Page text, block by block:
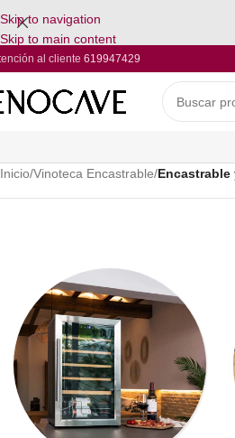
Skip to navigation
Skip to main content
al cliente 619947429
Inicio/Vinoteca Encastrable/Encastrable